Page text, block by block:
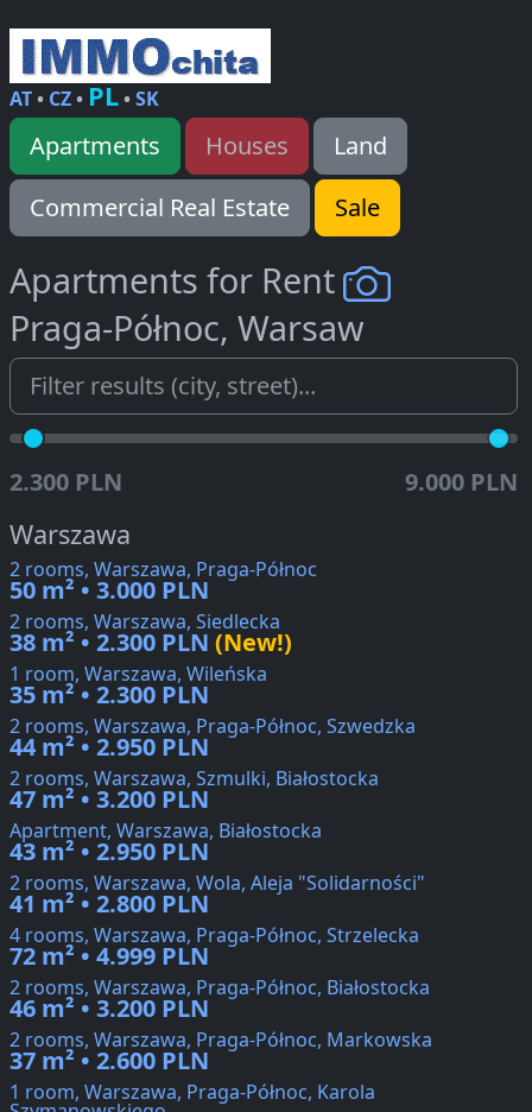
AT• CZ• PL•SK
Apartments Houses
Land
Commercial Real Estate
Sale
Apartments for Rent
Praga-Północ, Warsaw
2.300 PLN 9.000 PLN
Warszawa
2 rooms, Warszawa, Praga-Północ
50 m² • 3.000 PLN
2 rooms, Warszawa, Siedlecka
38 m² • 2.300 PLN (New!)
1 room, Warszawa, Wileńska
35 m² • 2.300 PLN
2 rooms, Warszawa, Praga-Północ, Szwedzka
44 m² • 2.950 PLN
2 rooms, Warszawa, Szmulki, Białostocka
47 m² • 3.200 PLN
Apartment, Warszawa, Białostocka
43 m² • 2.950 PLN
2 rooms, Warszawa, Wola, Aleja "Solidarności"
41 m² • 2.800 PLN
4 rooms, Warszawa, Praga-Północ, Strzelecka
72 m² • 4.999 PLN
2 rooms, Warszawa, Praga-Północ, Białostocka
46 m² • 3.200 PLN
2 rooms, Warszawa, Praga-Północ, Markowska
37 m² • 2.600 PLN
1 room, Warszawa, Praga-Północ, Karola